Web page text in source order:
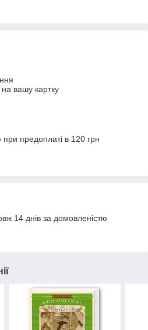
вашу картку
при предоплаті в 120 грн
14 днів за домовленістю